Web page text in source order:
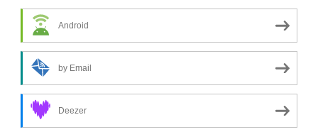
Android
by Email
Deezer